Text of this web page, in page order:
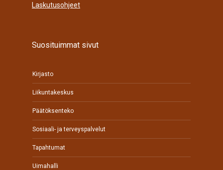
Laskutusohjeet
Suosituimmat sivut
Kirjasto
Liikuntakeskus
Päätöksenteko
Sosiaali- ja terveyspalvelut
Tapahtumat
Uimahalli